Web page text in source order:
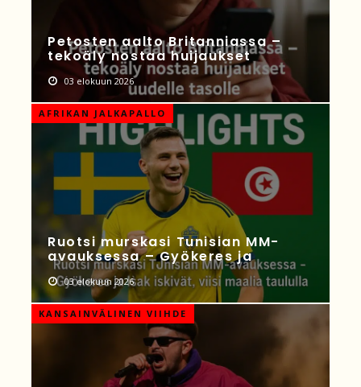
Petosten aalto Britanniassa –
tekoäly nostaa huijaukset
03 elokuun 2026
AFRIKAN JALKAPALLO
Ruotsi murskasi Tunisian MM-
avauksessa – Gyökeres ja
03 elokuun 2026
KANSAINVÄLINEN VIIHDE